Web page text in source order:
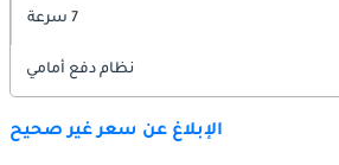
7 سرعة
نظام دفع أمامي
الإبلاغ عن سعر غير صحيح